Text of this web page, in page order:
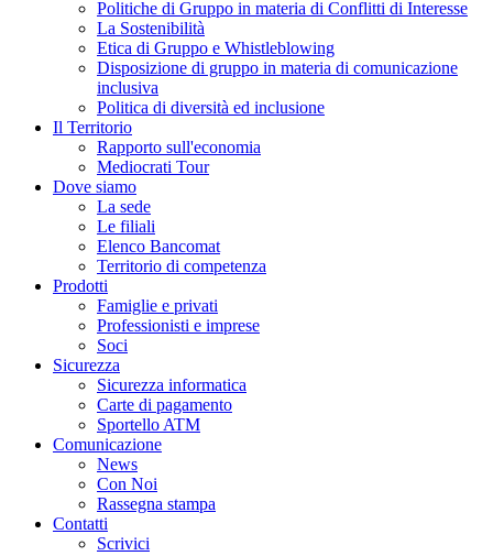
Politiche di Gruppo in materia di Conflitti di Interesse
La Sostenibilità
Etica di Gruppo e Whistleblowing
Disposizione di gruppo in materia di comunicazione
inclusiva
Politica di diversità ed inclusione
Il Territorio
Rapporto sull'economia
Mediocrati Tour
Dove siamo
La sede
Le filiali
Elenco Bancomat
Territorio di competenza
Prodotti
Famiglie e privati
Professionisti e imprese
Soci
Sicurezza
Sicurezza informatica
Carte di pagamento
Sportello ATM
Comunicazione
News
Con Noi
Rassegna stampa
Contatti
Scrivici